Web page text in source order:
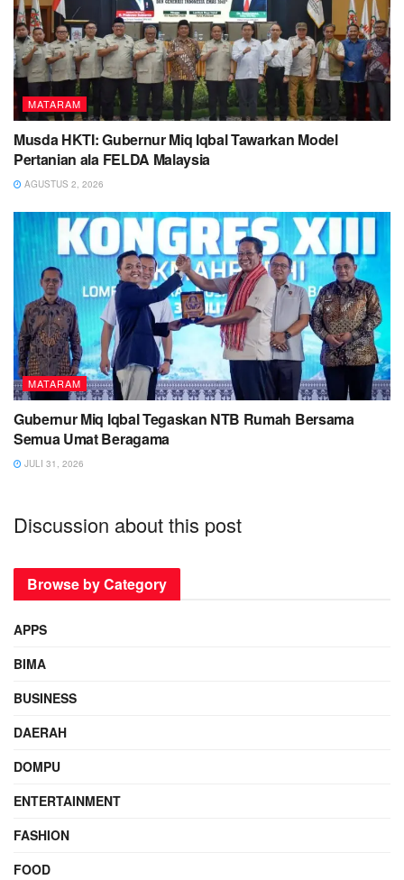
MATARAM
Musda HKTI: Gubernur Miq Iqbal Tawarkan Model
Pertanian ala FELDA Malaysia
AGUSTUS 2, 2026
MATARAM
Gubernur Miq Iqbal Tegaskan NTB Rumah Bersama
Semua Umat Beragama
JULI 31, 2026
Discussion about this post
Browse by Category
APPS
BIMA
BUSINESS
DAERAH
DOMPU
ENTERTAINMENT
FASHION
FOOD